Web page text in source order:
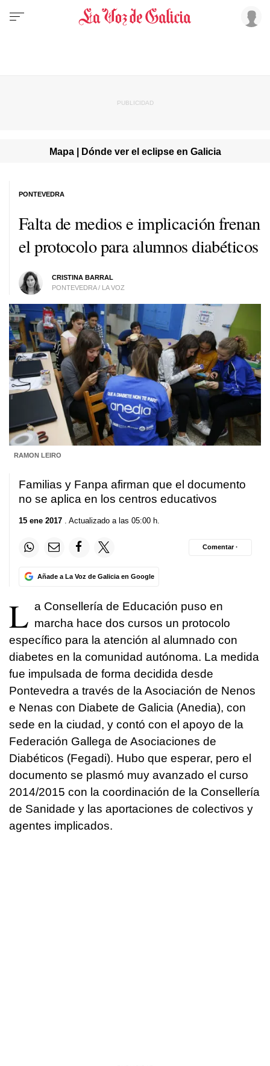
Mapa | Dónde ver el eclipse en Galicia
Falta de medios e implicación frenan
el protocolo para alumnos diabéticos
CRISTINA BARRAL
PONTEVEDRA / LA VOZ
PONTEVEDRA
RAMON LEIRO
Familias y Fanpa afirman que el documento
no se aplica en los centros educativos
15 ene 2017 . Actualizado a las 05:00 h.
Añade a La Voz de Galicia en Google
Comentar ·
L a Consellería de Educación puso en
marcha hace dos cursos un protocolo
específico para la atención al alumnado con
diabetes en la comunidad autónoma. La medida
fue impulsada de forma decidida desde
Pontevedra a través de la Asociación de Nenos
e Nenas con Diabete de Galicia (Anedia), con
sede en la ciudad, y contó con el apoyo de la
Federación Gallega de Asociaciones de
Diabéticos (Fegadi). Hubo que esperar, pero el
documento se plasmó muy avanzado el curso
2014/2015 con la coordinación de la Consellería
de Sanidade y las aportaciones de colectivos y
agentes implicados.